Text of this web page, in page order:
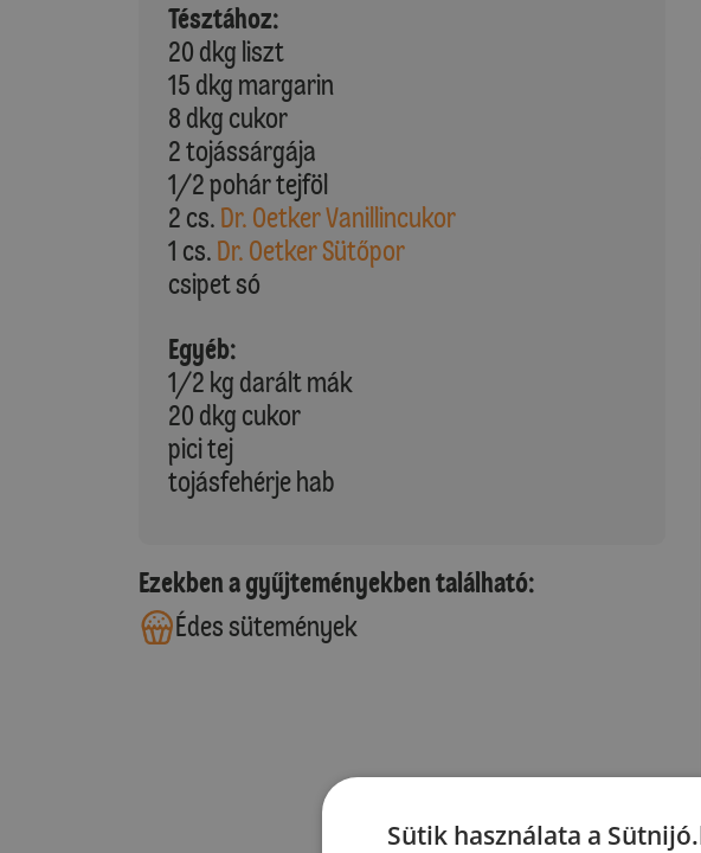
Tésztához:
20 dkg liszt
15 dkg margarin
8 dkg cukor
2 tojássárgája
1/2 pohár tejföl
2 cs. Dr. Oetker Vanillincukor
1 cs. Dr. Oetker Sütőpor
csipet só
Egyéb:
1/2 kg darált mák
20 dkg cukor
pici tej
tojásfehérje hab
Ezekben a gyűjteményekben található:
Édes sütemények
Sütik használata a